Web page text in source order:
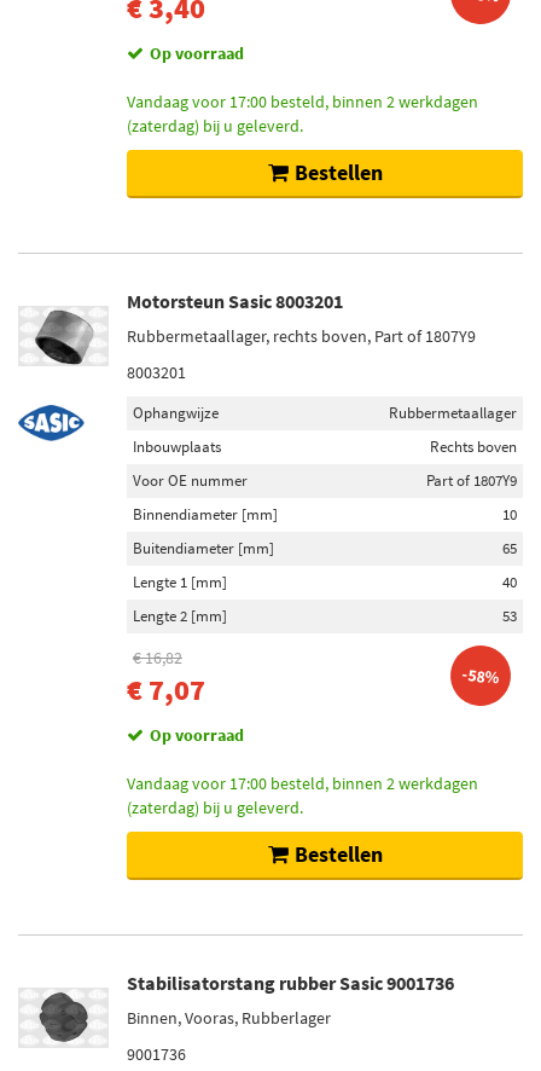
€ 3,40
Op voorraad
Vandaag voor 17:00 besteld, binnen 2 werkdagen
(zaterdag) bij u geleverd.
Bestellen
Motorsteun Sasic 8003201
Rubbermetaallager, rechts boven, Part of 1807Y9
8003201
Ophangwijze
Rubbermetaallager
Inbouwplaats
Rechts boven
Voor OE nummer
Part of 1807Y9
Binnendiameter [mm]
10
Buitendiameter [mm]
65
Lengte 1 [mm]
40
Lengte 2 [mm]
53
€ 16,82
€ 7,07 -58%
Op voorraad
Vandaag voor 17:00 besteld, binnen 2 werkdagen
(zaterdag) bij u geleverd.
Bestellen
Stabilisatorstang rubber Sasic 9001736
Binnen, Vooras, Rubberlager
9001736